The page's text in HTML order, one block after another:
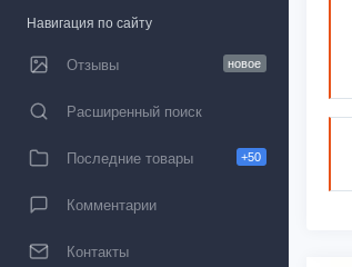
Навигация по сайту
Отзывы новое
Расширенный поиск
Последние товары +50
Комментарии
Контакты